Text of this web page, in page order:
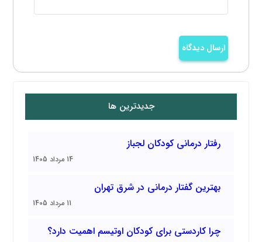
ارسال دیدگاه
جدیدترین ها
رفتار درمانی کودکان لجباز
14 مرداد 1405
بهترین گفتار درمانی در شرق تهران
11 مرداد 1405
چرا کاردستی برای کودکان اوتیسم اهمیت دارد؟